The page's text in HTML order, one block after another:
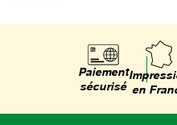
Paiement
sécurisé en